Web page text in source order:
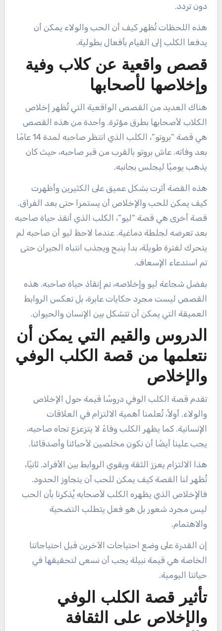
دون تردد.
هذه اللحظات تُظهر كيف أن الحب والولاء يمكن أن
يدفعا الكلب إلى القيام بأفعال بطولية.
قصص واقعية عن كلاب وفية
وإخلاصها لأصحابها
هناك العديد من القصص الواقعية التي تُظهر إخلاص
الكلاب لأصحابها بطرق مؤثرة. واحدة من هذه القصص
هي قصة “بروتو”، الكلب الذي انتظر صاحبه لمدة 14 عامًا
بعد وفاته. عاش بروتو بالقرب من قبر صاحبه، حيث كان
يذهب يوميًا ليجلس بجانبه.
هذه القصة أثرت بشكل عميق على الكثيرين وأظهرت
كيف يمكن للحب والإخلاص أن يستمرا حتى بعد الفراق.
قصة أخرى هي قصة “ليو”، الكلب الذي أنقذ حياة صاحبه
بعد تعرضه لجلطة دماغية. عندما لاحظ ليو أن صاحبه لم
يتحرك لفترة طويلة، بدأ ينبح ويجذب انتباه الجيران حتى
تم استدعاء الإسعاف.
بفضل شجاعة ليو وإخلاصه، تم إنقاذ حياة صاحبه. هذه
القصص ليست مجرد حكايات عابرة، بل تعكس الروابط
العميقة التي يمكن أن تتشكل بين الإنسان والحيوان.
الدروس والقيم التي يمكن أن
نتعلمها من قصة الكلب الوفي
والإخلاص
تقدم قصة الكلب الوفي دروسًا قيمة حول الإخلاص
والولاء. أولاً، تُعلمنا أهمية الالتزام في العلاقات
الإنسانية. كما يظهر الكلب وفاءً لا يتزعزع تجاه صاحبه،
يجب علينا أيضًا أن نكون مخلصين لأحبائنا وأصدقائنا.
هذا الالتزام يعزز الثقة ويقوي الروابط بين الأفراد. ثانيًا،
تُظهر لنا القصة كيف يمكن للحب أن يتجاوز الحدود.
فالإخلاص الذي يظهره الكلب لأصحابه يُذكرنا بأن الحب
ليس مجرد شعور بل هو فعل يتطلب التضحية
والاهتمام.
إن القدرة على وضع احتياجات الآخرين قبل احتياجاتنا
الخاصة هي قيمة نبيلة يجب أن نسعى لتحقيقها في
حياتنا اليومية.
تأثير قصة الكلب الوفي
والإخلاص على الثقافة